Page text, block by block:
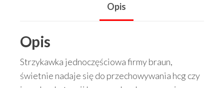
Opis
Opis
Strzykawka jednoczęściowa firmy braun,
świetnie nadaje się do przechowywania hcg czy